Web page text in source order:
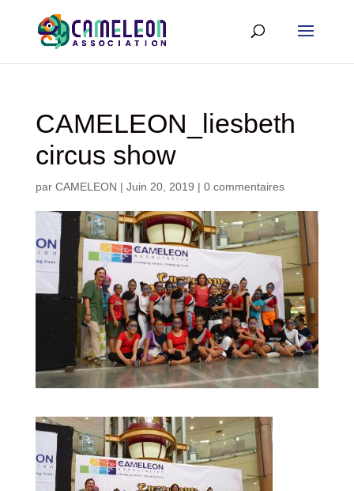
CAMELEON_liesbeth
circus show
par CAMELEON | Juin 20, 2019 | 0 commentaires